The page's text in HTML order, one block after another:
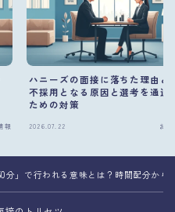
報
ハニーズの面接に落ちた理由と
不採用となる原因と選考を通過
ための対策
2026.07.22 お
分」で行われる意味とは？時間配分か